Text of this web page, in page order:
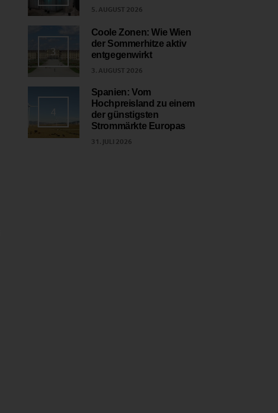
5. AUGUST 2026
3
Coole Zonen: Wie Wien
der Sommerhitze aktiv
entgegenwirkt
3. AUGUST 2026
4
Spanien: Vom
Hochpreisland zu einem
der günstigsten
Strommärkte Europas
31. JULI 2026